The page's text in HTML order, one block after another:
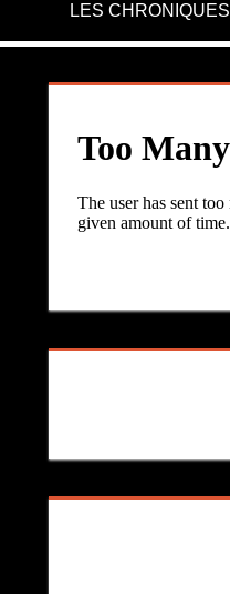
LES CHRONIQUES